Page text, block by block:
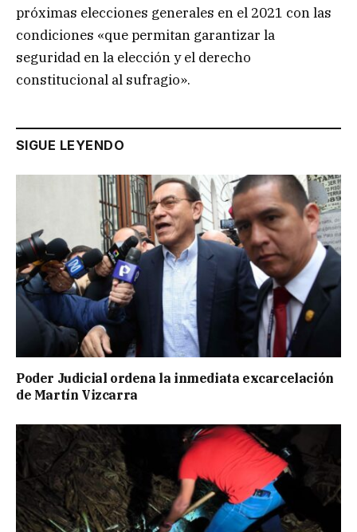
próximas elecciones generales en el 2021 con las
condiciones «que permitan garantizar la
seguridad en la elección y el derecho
constitucional al sufragio».
SIGUE LEYENDO
Poder Judicial ordena la inmediata excarcelación
de Martín Vizcarra